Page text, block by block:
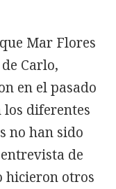
Mar Flores
Carlo,
en el pasado
los diferentes
no han sido
de
hicieron otros